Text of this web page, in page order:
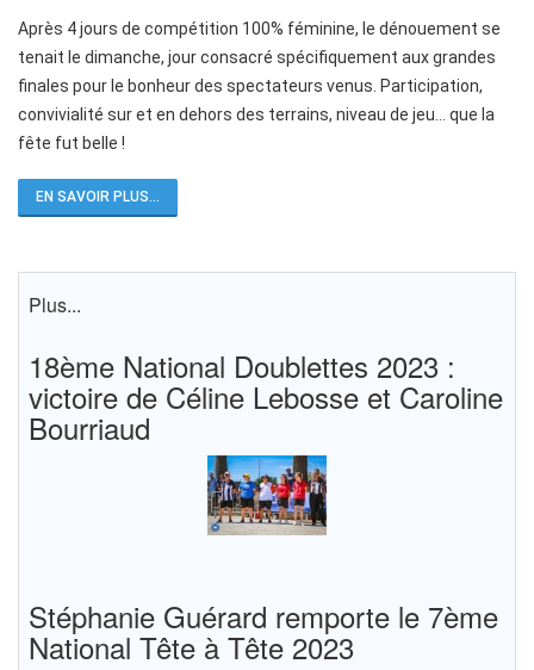
Après 4 jours de compétition 100% féminine, le dénouement se
tenait le dimanche, jour consacré spécifiquement aux grandes
finales pour le bonheur des spectateurs venus. Participation,
convivialité sur et en dehors des terrains, niveau de jeu… que la
fête fut belle !
EN SAVOIR PLUS...
Plus...
18ème National Doublettes 2023 :
victoire de Céline Lebosse et Caroline
Bourriaud
Stéphanie Guérard remporte le 7ème
National Tête à Tête 2023